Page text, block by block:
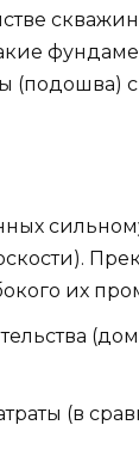
(подошва)
их
(в